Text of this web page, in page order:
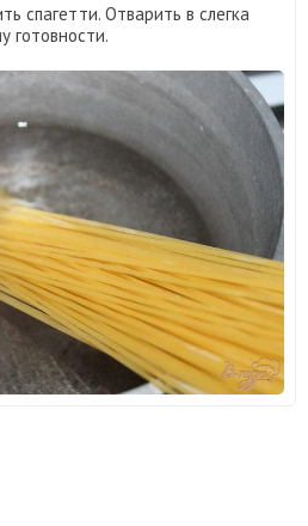
спагетти. Отварить в слегка
готовности.